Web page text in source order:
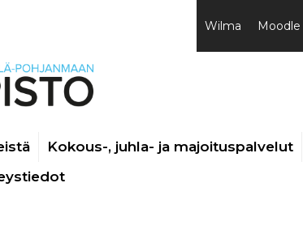
Wilma Moodle
Kokous-, juhla- ja majoituspalvelut